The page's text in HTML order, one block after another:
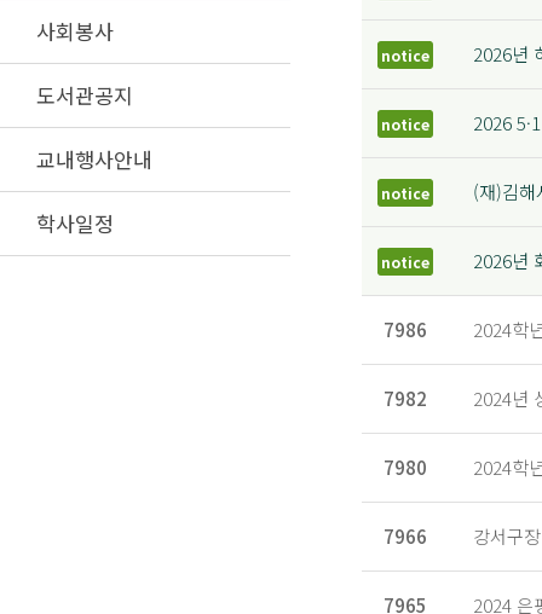
사회봉사
도서관공지
교내행사안내
학사일정
notice 2026년
notice 2026
notice (재)김해
notice 2026년
7986 2024학
7982 2024년
7980 2024학
7966 강서구
7965 2024 은